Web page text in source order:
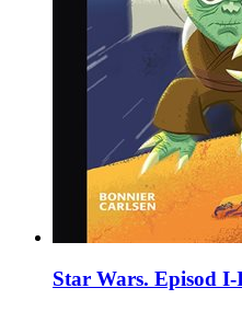
Star Wars. Episod